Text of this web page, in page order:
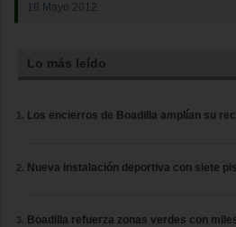
18 Mayo 2012
Lo más leído
Los encierros de Boadilla amplían su
Nueva instalación deportiva con siete
Boadilla refuerza zonas verdes con